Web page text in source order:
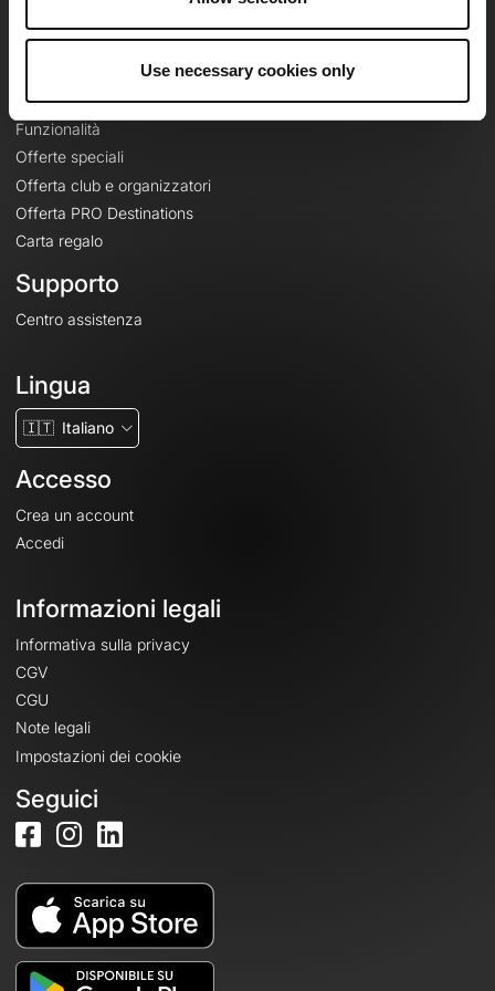
Use necessary cookies only
Le Mag'
Mappe di base topografiche
Funzionalità
Offerte speciali
Offerta club e organizzatori
Offerta PRO Destinations
Carta regalo
Supporto
Centro assistenza
Lingua
🇮🇹 Italiano
Accesso
Crea un account
Accedi
Informazioni legali
Informativa sulla privacy
CGV
CGU
Note legali
Impostazioni dei cookie
Seguici